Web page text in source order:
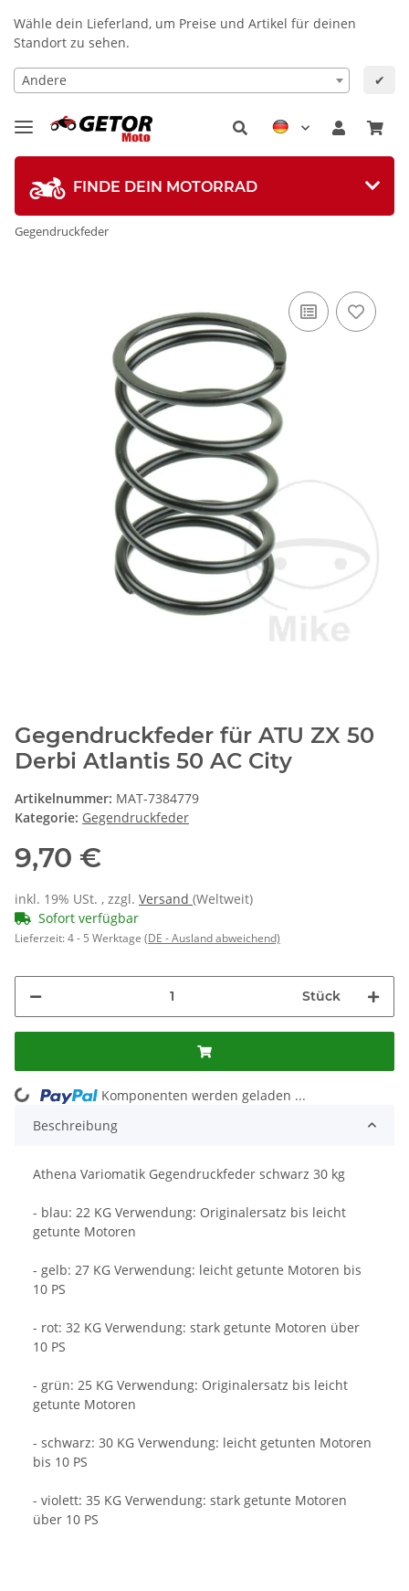
Wähle dein Lieferland, um Preise und Artikel für deinen
Standort zu sehen.
Andere ✔
FINDE DEIN MOTORRAD
Gegendruckfeder
Gegendruckfeder für ATU ZX 50
Derbi Atlantis 50 AC City
Artikelnummer: MAT-7384779
Kategorie: Gegendruckfeder
9,70 €
inkl. 19% USt. , zzgl. Versand (Weltweit)
Sofort verfügbar
Lieferzeit:4 - 5 Werktage (DE - Ausland abweichend)
Stück
Komponenten werden geladen ...
Beschreibung
Athena Variomatik Gegendruckfeder schwarz 30 kg
- blau: 22 KG Verwendung: Originalersatz bis leicht
getunte Motoren
- gelb: 27 KG Verwendung: leicht getunte Motoren bis
10 PS
- rot: 32 KG Verwendung: stark getunte Motoren über
10 PS
- grün: 25 KG Verwendung: Originalersatz bis leicht
getunte Motoren
- schwarz: 30 KG Verwendung: leicht getunten Motoren
bis 10 PS
- violett: 35 KG Verwendung: stark getunte Motoren
über 10 PS